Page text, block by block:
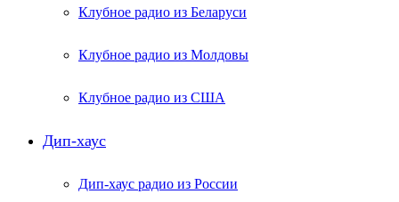
Клубное радио из Беларуси
Клубное радио из Молдовы
Клубное радио из США
Дип-хаус
Дип-хаус радио из России